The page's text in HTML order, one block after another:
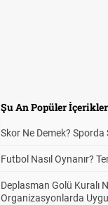
Şu An Popüler İçerikler
Skor Ne Demek?
Futbol Nasıl Oynanır?
Deplasman Golü Kuralı
Organizasyonlarda